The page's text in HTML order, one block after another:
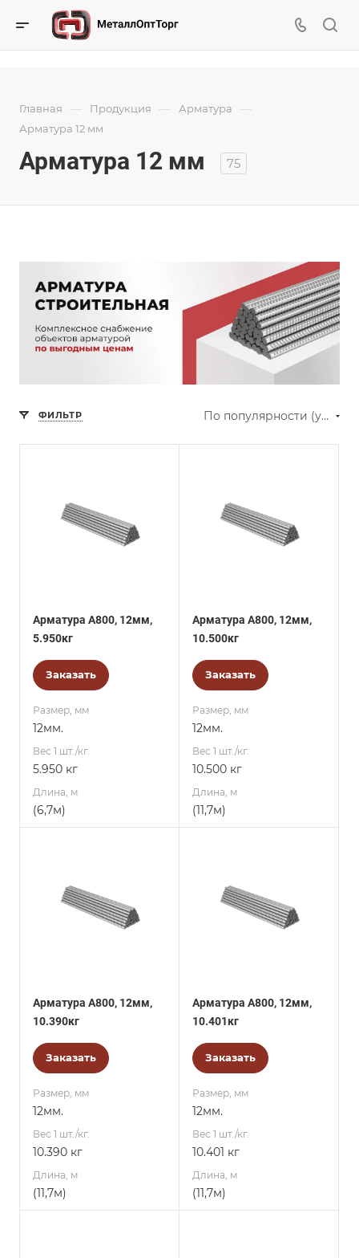
Главная — Продукция — Арматура —
Арматура 12 мм
Арматура 12 мм 75
ФИЛЬТР По популярности (убывание)
Арматура А800, 12мм,
5.950кг
Заказать
Размер, мм
12мм.
Вес 1 шт./кг.
5.950 кг
Длина, м
(6,7м)
Арматура А800, 12мм,
10.500кг
Заказать
Размер, мм
12мм.
Вес 1 шт./кг.
10.500 кг
Длина, м
(11,7м)
Арматура А800, 12мм,
10.390кг
Заказать
Размер, мм
12мм.
Вес 1 шт./кг.
10.390 кг
Длина, м
(11,7м)
Арматура А800, 12мм,
10.401кг
Заказать
Размер, мм
12мм.
Вес 1 шт./кг.
10.401 кг
Длина, м
(11,7м)